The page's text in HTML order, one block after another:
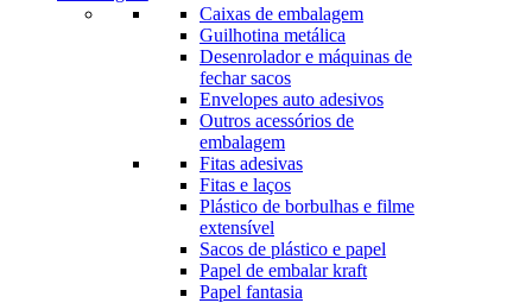
Caixas de embalagem
Guilhotina metálica
Desenrolador e máquinas de
fechar sacos
Envelopes auto adesivos
Outros acessórios de
embalagem
Fitas adesivas
Fitas e laços
Plástico de borbulhas e filme
extensível
Sacos de plástico e papel
Papel de embalar kraft
Papel fantasia